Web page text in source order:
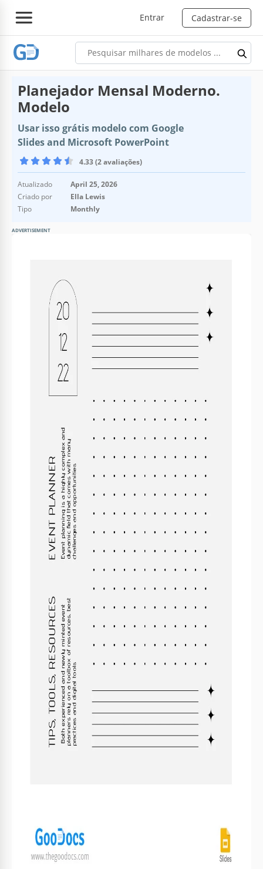
Entrar Cadastrar-se
Planejador Mensal Moderno.
Modelo
Usar isso grátis modelo com Google
Slides and Microsoft PowerPoint
4.33 (2 avaliações)
Atualizado
April 25, 2026
Criado por
Ella Lewis
Tipo
Monthly
ADVERTISEMENT